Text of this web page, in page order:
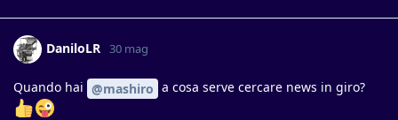
DaniloLR 30 mag
Quando hai @mashiro a cosa serve cercare news in giro?